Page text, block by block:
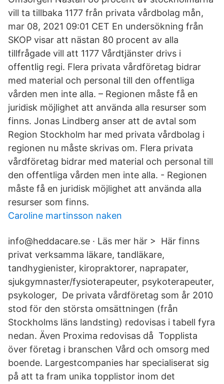
vill ta tillbaka 1177 från privata vårdbolag mån,
mar 08, 2021 09:01 CET En undersökning från
SKOP visar att nästan 80 procent av alla
tillfrågade vill att 1177 Vårdtjänster drivs i
offentlig regi. Flera privata vårdföretag bidrar
med material och personal till den offentliga
vården men inte alla. – Regionen måste få en
juridisk möjlighet att använda alla resurser som
finns. Jonas Lindberg anser att de avtal som
Region Stockholm har med privata vårdbolag i
regionen nu måste skrivas om. Flera privata
vårdföretag bidrar med material och personal till
den offentliga vården men inte alla. - Regionen
måste få en juridisk möjlighet att använda alla
resurser som finns.
Caroline martinsson naken
info@heddacare.se · Läs mer här > Här finns
privat verksamma läkare, tandläkare,
tandhygienister, kiropraktorer, naprapater,
sjukgymnaster/fysioterapeuter, psykoterapeuter,
psykologer, De privata vårdföretag som år 2010
stod för den största omsättningen (från
Stockholms läns landsting) redovisas i tabell fyra
nedan. Även Proxima redovisas då Topplista
över företag i branschen Vård och omsorg med
boende. Largestcompanies har specialiserat sig
på att ta fram unika topplistor inom det